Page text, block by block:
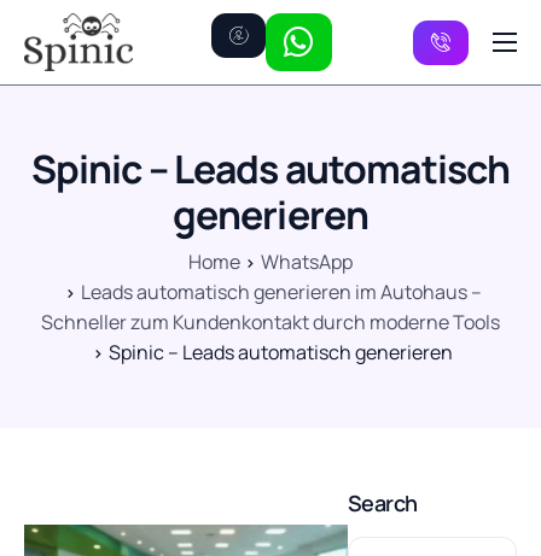
Preise
FAQ
Spinic – Leads automatisch
generieren
Home
WhatsApp
Leads automatisch generieren im Autohaus –
Schneller zum Kundenkontakt durch moderne Tools
Spinic – Leads automatisch generieren
Search